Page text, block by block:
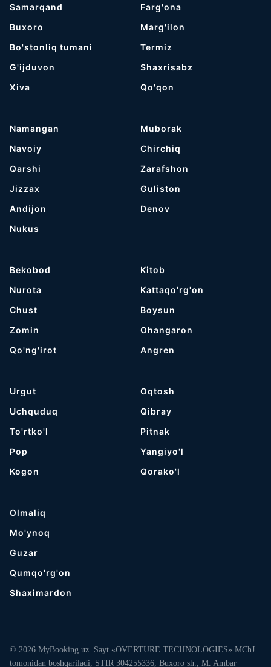
Samarqand
Buxoro
Bo'stonliq tumani
G'ijduvon
Хiva
Farg'ona
Marg'ilon
Termiz
Shaxrisabz
Qo'qon
Namangan
Navoiy
Qarshi
Jizzax
Andijon
Nukus
Muborak
Chirchiq
Zarafshon
Guliston
Denov
Bekobod
Nurota
Chust
Zomin
Qo'ng'irot
Kitob
Kattaqo'rg'on
Boysun
Ohangaron
Angren
Urgut
Uchquduq
To'rtko'l
Pop
Kogon
Oqtosh
Qibray
Pitnak
Yangiyo'l
Qorako'l
Olmaliq
Mo'ynoq
Guzar
Qumqo'rg'on
Shaximardon
© 2026 MyBooking.uz. Sayt «OVERTURE TECHNOLOGIES» MChJ
tomonidan boshqariladi, STIR 304255336, Buxoro sh., M. Ambar